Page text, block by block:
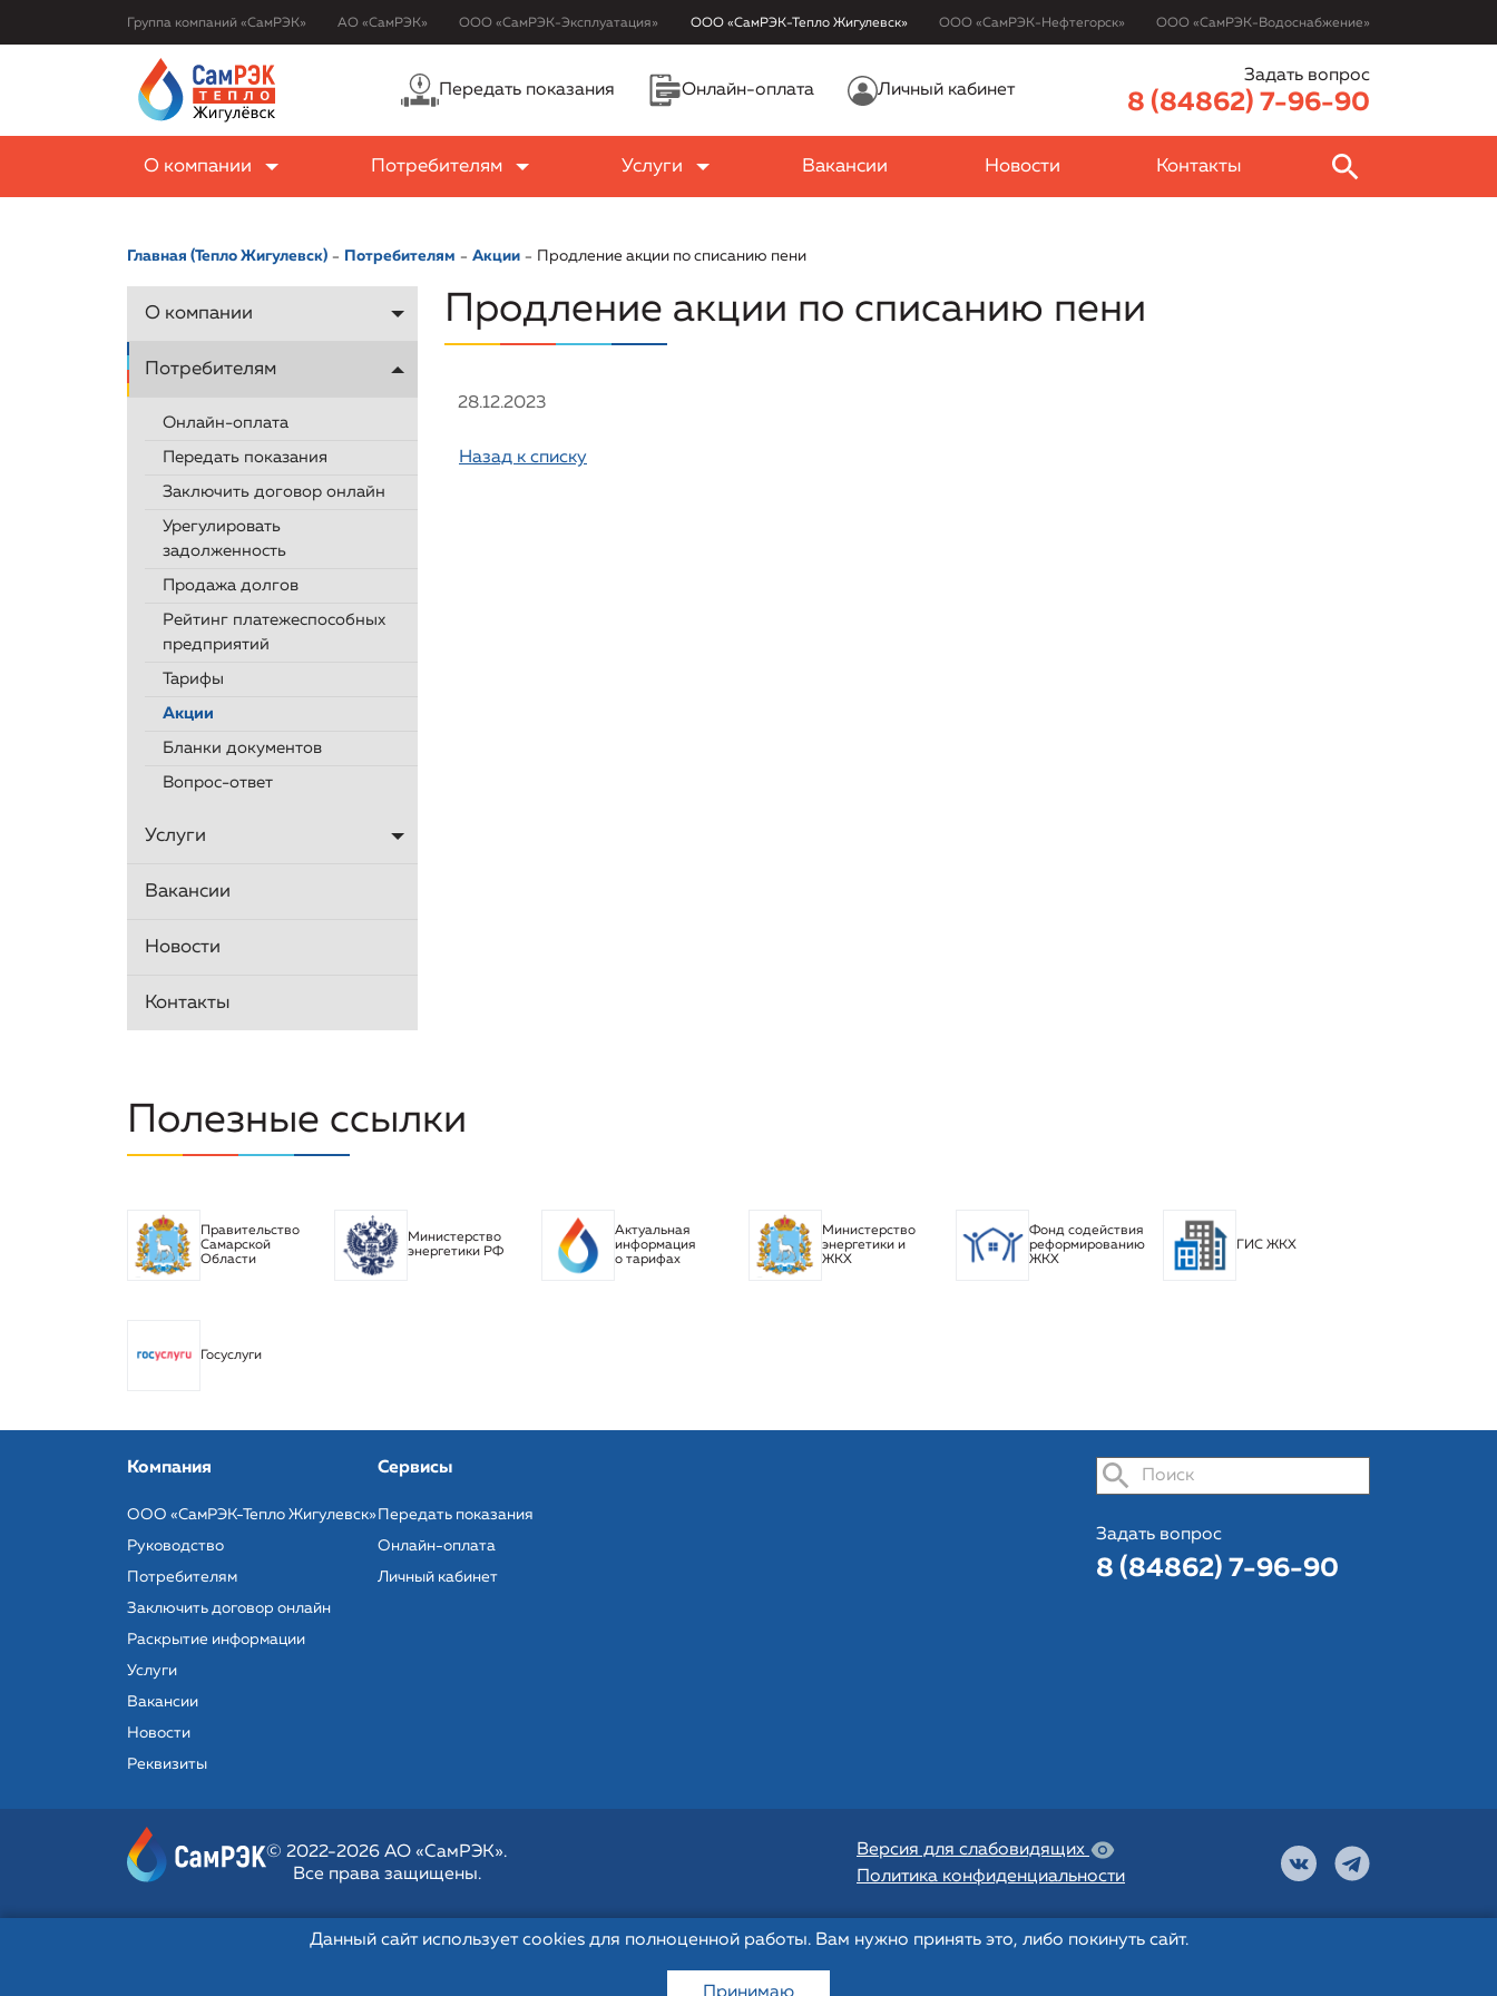
Группа компаний «СамРЭК» АО «СамРЭК» ООО «СамРЭК-Эксплуатация» ООО «СамРЭК-Тепло Жигулевск» ООО «СамРЭК-Нефтегорск» ООО «СамРЭК-Водоснабжение»
Задать вопрос
8 (84862) 7-96-90
О компании Потребителям Услуги Вакансии Новости Контакты
Передать показания Онлайн-оплата Личный кабинет
Главная (Тепло Жигулевск) Потребителям Акции Продление акции по списанию пени
О компании
Потребителям
Онлайн-оплата
Передать показания
Заключить договор онлайн
Урегулировать
задолженность
Продажа долгов
Рейтинг платежеспособных
предприятий
Тарифы
Акции
Бланки документов
Вопрос-ответ
Услуги
Вакансии
Новости
Контакты
Продление акции по списанию пени
28.12.2023
Назад к списку
Полезные ссылки
Правительство
Самарской
Области
Министерство
энергетики РФ
Актуальная
информация
о тарифах
Министерство
энергетики и
ЖКХ
Фонд содействия
реформированию
ЖКХ
ГИС ЖКХ
Госуслуги
Задать вопрос
8 (84862) 7-96-90
Компания
ООО «СамРЭК-Тепло Жигулевск»
Руководство
Потребителям
Заключить договор онлайн
Раскрытие информации
Услуги
Вакансии
Новости
Реквизиты
Сервисы
Передать показания
Онлайн-оплата
Личный кабинет
© 2022-2026 АО «СамРЭК».
Все права защищены.
Версия для слабовидящих
Политика конфиденциальности
Данный сайт использует cookies для полноценной работы. Вам нужно принять это, либо покинуть сайт.